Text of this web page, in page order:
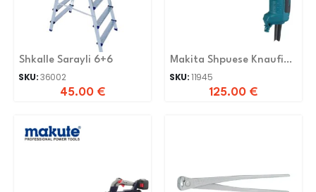
Shkalle Sarayli 6+6
SKU:36002
45.00 €
Makita Shpuese Knaufi
FS4000
SKU:11945
125.00 €